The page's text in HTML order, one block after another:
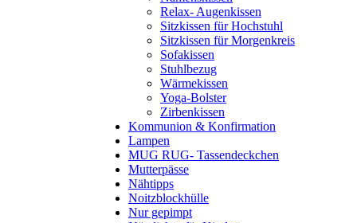
Relax- Augenkissen
Sitzkissen für Hochstuhl
Sitzkissen für Morgenkreis
Sofakissen
Stuhlbezug
Wärmekissen
Yoga-Bolster
Zirbenkissen
Kommunion & Konfirmation
Lampen
MUG RUG- Tassendeckchen
Mutterpässe
Nähtipps
Noitzblockhülle
Nur gepimpt